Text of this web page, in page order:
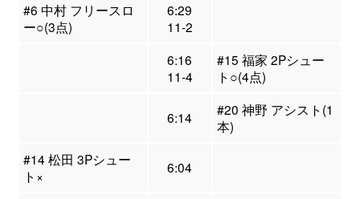
#6 中村 フリースロ
ー○(3点)
6:29
11-2
6:16
11-4
#15 福家 2Pシュー
ト○(4点)
6:14
#20 神野 アシスト(1
本)
#14 松田 3Pシュー
ト×
6:04